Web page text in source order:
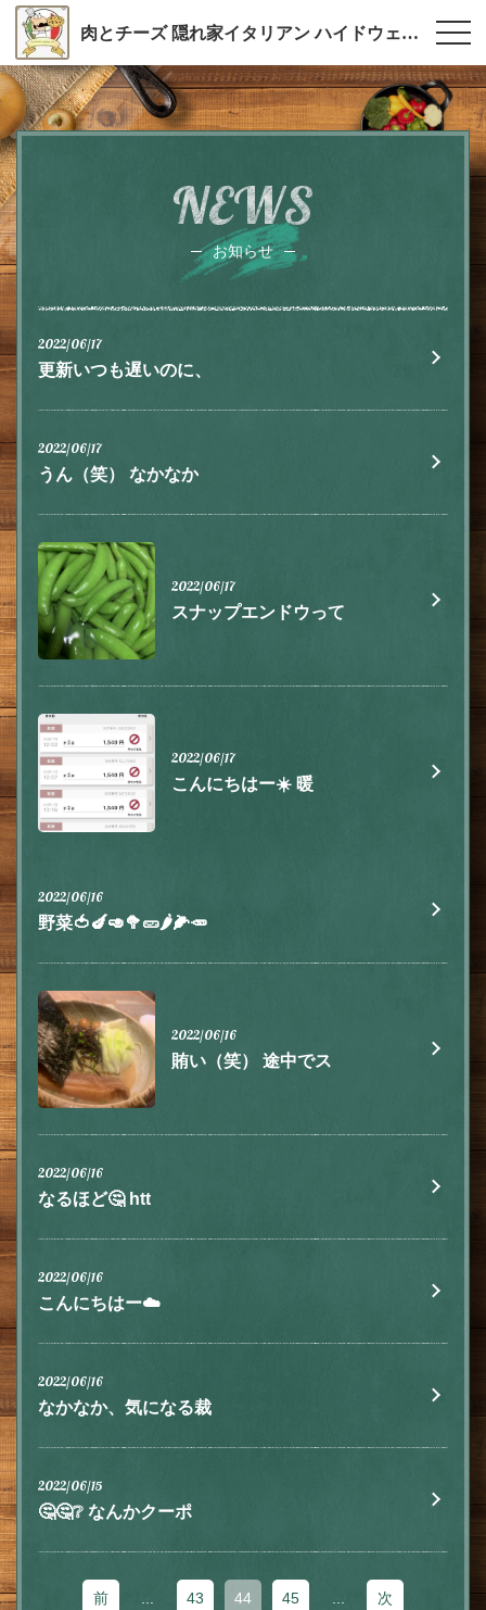
肉とチーズ 隠れ家イタリアン ハイドウェイダイニング555（ファイブ）川越
NEWS
お知らせ
2022/06/17
更新いつも遅いのに、
2022/06/17
うん（笑） なかなか
2022/06/17
スナップエンドウって
2022/06/17
こんにちはー☀️ 暖
2022/06/16
野菜🍅🍆🥑🥦🥒🌶🌽🥕
2022/06/16
賄い（笑） 途中でス
2022/06/16
なるほど🤔 htt
2022/06/16
こんにちはー☁️
2022/06/16
なかなか、気になる裁
2022/06/15
🤔🤔❔ なんかクーポ
前 43 44 45 次
この店舗情報をシェアする
お知らせ | 肉とチーズ 隠れ家イタリアン ハイドウェイダイ
ニング555（ファイブ）川越
埼玉県川越市脇田本町9-5第8アーバンライフビルヂング2F